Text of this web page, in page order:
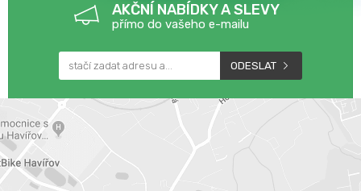
AKČNÍ NABÍDKY A SLEVY
přímo do vašeho e-mailu
ODESLAT